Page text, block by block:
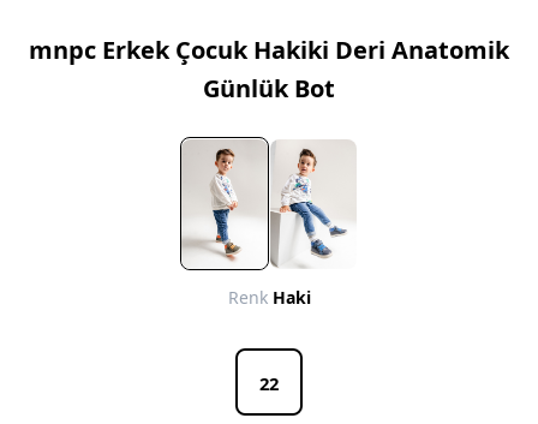
mnpc Erkek Çocuk Hakiki Deri Anatomik
Günlük Bot
Renk Haki
22